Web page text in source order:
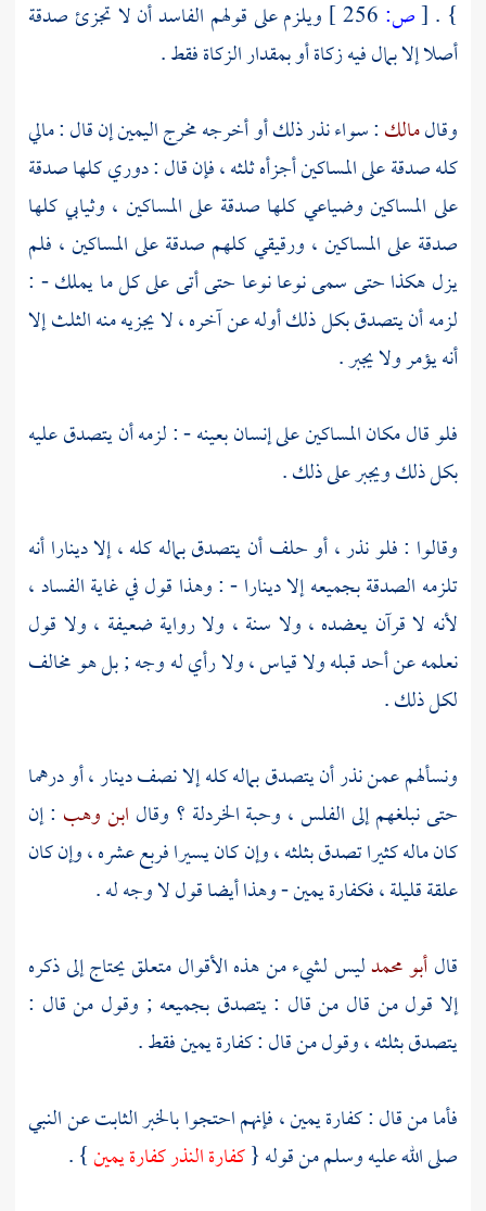
} .
[ص:
ويلزم على قولهم الفاسد أن لا تجزئ صدقة
أصلا إلا بمال فيه زكاة أو بمقدار الزكاة فقط .
وقالمالك: سواء نذر ذلك أو أخرجه مخرج اليمين إن قال : مالي
كله صدقة على المساكين أجزأه ثلثه ، فإن قال : دوري كلها صدقة
على المساكين وضياعي كلها صدقة على المساكين ، وثيابي كلها
صدقة على المساكين ، ورقيقي كلهم صدقة على المساكين ، فلم
يزل هكذا حتى سمى نوعا نوعا حتى أتى على كل ما يملك - :
لزمه أن يتصدق بكل ذلك أوله عن آخره ، لا يجزيه منه الثلث إلا
أنه يؤمر ولا يجبر .
فلو قال مكان المساكين على إنسان بعينه - : لزمه أن يتصدق عليه
بكل ذلك ويجبر على ذلك .
وقالوا : فلو نذر ، أو حلف أن يتصدق بماله كله ، إلا دينارا أنه
تلزمه الصدقة بجميعه إلا دينارا - : وهذا قول في غاية الفساد ،
لأنه لا قرآن يعضده ، ولا سنة ، ولا رواية ضعيفة ، ولا قول
نعلمه عن أحد قبله ولا قياس ، ولا رأي له وجه ; بل هو مخالف
لكل ذلك .
ونسألهم عمن نذر أن يتصدق بماله كله إلا نصف دينار ، أو درهما
حتى نبلغهم إلى الفلس ، وحبة الخردلة ؟ وقال ابن وهب : إن
كان ماله كثيرا تصدق بثلثه ، وإن كان يسيرا فربع عشره ، وإن كان
علقة قليلة ، فكفارة يمين - وهذا أيضا قول لا وجه له .
قالأبو محمدليس لشيء من هذه الأقوال متعلق يحتاج إلى ذكره
إلا قول من قال من قال : يتصدق بجميعه ; وقول من قال :
يتصدق بثلثه ، وقول من قال : كفارة يمين فقط .
فأما من قال : كفارة يمين ، فإنهم احتجوا بالخبر الثابت عن النبي
صلى الله عليه وسلم من قوله {كفارة النذر كفارة يمين} .